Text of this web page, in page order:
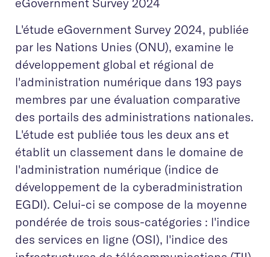
L'étude eGovernment Survey 2024, publiée
par les Nations Unies (ONU), examine le
développement global et régional de
l'administration numérique dans 193 pays
membres par une évaluation comparative
des portails des administrations nationales.
L'étude est publiée tous les deux ans et
établit un classement dans le domaine de
l'administration numérique (indice de
développement de la cyberadministration
EGDI). Celui-ci se compose de la moyenne
pondérée de trois sous-catégories : l'indice
des services en ligne (OSI), l'indice des